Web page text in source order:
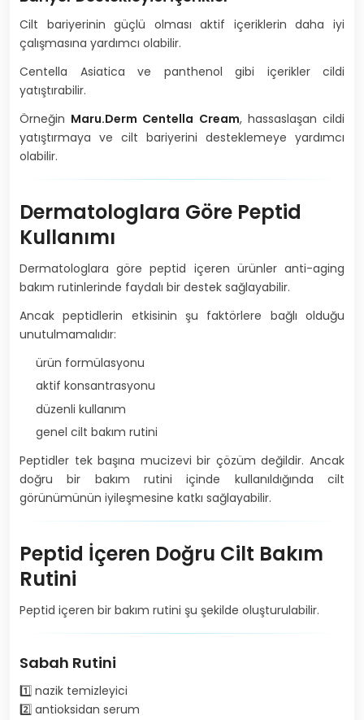
Cilt bariyerinin güçlü olması aktif içeriklerin daha iyi
çalışmasına yardımcı olabilir.
Centella Asiatica ve panthenol gibi içerikler cildi
yatıştırabilir.
Örneğin Maru.Derm Centella Cream, hassaslaşan cildi
yatıştırmaya ve cilt bariyerini desteklemeye yardımcı
olabilir.
Dermatologlara Göre Peptid
Kullanımı
Dermatologlara göre peptid içeren ürünler anti-aging
bakım rutinlerinde faydalı bir destek sağlayabilir.
Ancak peptidlerin etkisinin şu faktörlere bağlı olduğu
unutulmamalıdır:
ürün formülasyonu
aktif konsantrasyonu
düzenli kullanım
genel cilt bakım rutini
Peptidler tek başına mucizevi bir çözüm değildir. Ancak
doğru bir bakım rutini içinde kullanıldığında cilt
görünümünün iyileşmesine katkı sağlayabilir.
Peptid İçeren Doğru Cilt Bakım
Rutini
Peptid içeren bir bakım rutini şu şekilde oluşturulabilir.
Sabah Rutini
1️⃣ nazik temizleyici
2️⃣ antioksidan serum